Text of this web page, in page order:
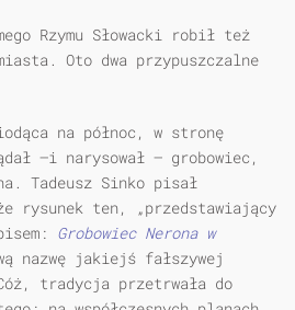
Rzymu Słowacki robił też
Oto dwa przypuszczalne
na północ, w stronę
—i narysował — grobowiec,
Tadeusz Sinko pisał
rysunek ten, „przedstawiający
Grobowiec Nerona w
nazwę jakiejś fałszywej
tradycja przetrwała do